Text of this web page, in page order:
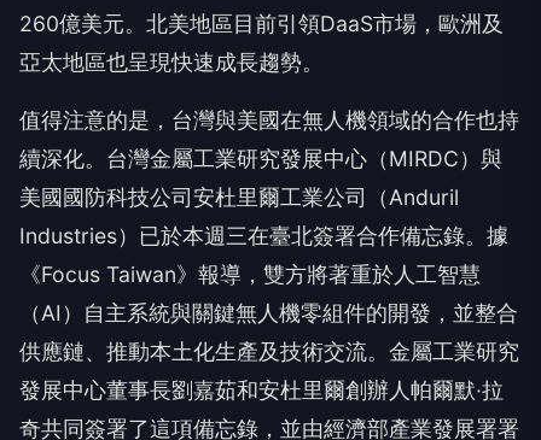
260億美元。北美地區目前引領DaaS市場，歐洲及
亞太地區也呈現快速成長趨勢。
值得注意的是，台灣與美國在無人機領域的合作也持
續深化。台灣金屬工業研究發展中心（MIRDC）與
美國國防科技公司安杜里爾工業公司（Anduril
Industries）已於本週三在臺北簽署合作備忘錄。據
《Focus Taiwan》報導，雙方將著重於人工智慧
（AI）自主系統與關鍵無人機零組件的開發，並整合
供應鏈、推動本土化生產及技術交流。金屬工業研究
發展中心董事長劉嘉茹和安杜里爾創辦人帕爾默·拉
奇共同簽署了這項備忘錄，並由經濟部產業發展署署